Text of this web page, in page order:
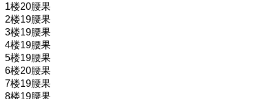
1楼20腰果
2楼19腰果
3楼19腰果
4楼19腰果
5楼19腰果
6楼20腰果
7楼19腰果
8楼19腰果